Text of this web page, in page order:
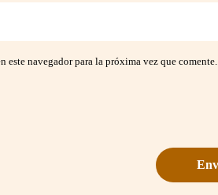
este navegador para la próxima vez que comente.